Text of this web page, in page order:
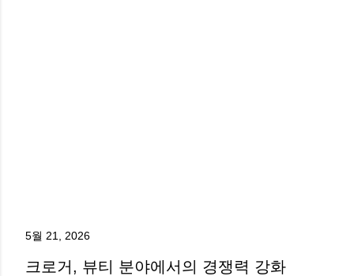
5월 21, 2026
크로거, 뷰티 분야에서의 경쟁력 강화